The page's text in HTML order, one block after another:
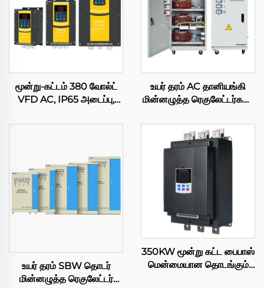
மூன்று-கட்டம் 380 வோல்ட்
VFD AC, IP65 அடைப்பு,
3.7 கிலோவாட், 5.5
30 கிலோவாட், 45 கிலோவாட்,
50/60 ஹெர்ட்ஸ், 220
வோல்ட், 440 வோல்ட் –
உயர் தரம் AC தானியங்கி
மின்னழுத்த ரெகுலேட்டர்கள்/
20kVA 380V சர்வோ
ஏவிஆர்
உயர் தரம் SBW தொடர்
மின்னழுத்த ரெகுலேட்டர்
350KW மூன்று கட்ட பைபாஸ்
மென்மையான தொடங்கும்